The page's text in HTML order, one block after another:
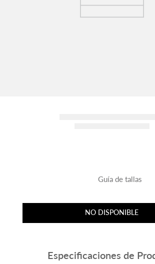
Guía de tallas
NO DISPONIBLE
Especificaciones de